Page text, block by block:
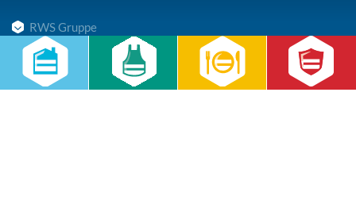
RWS Gruppe
Gebäudeservice
Hauswirtschaft